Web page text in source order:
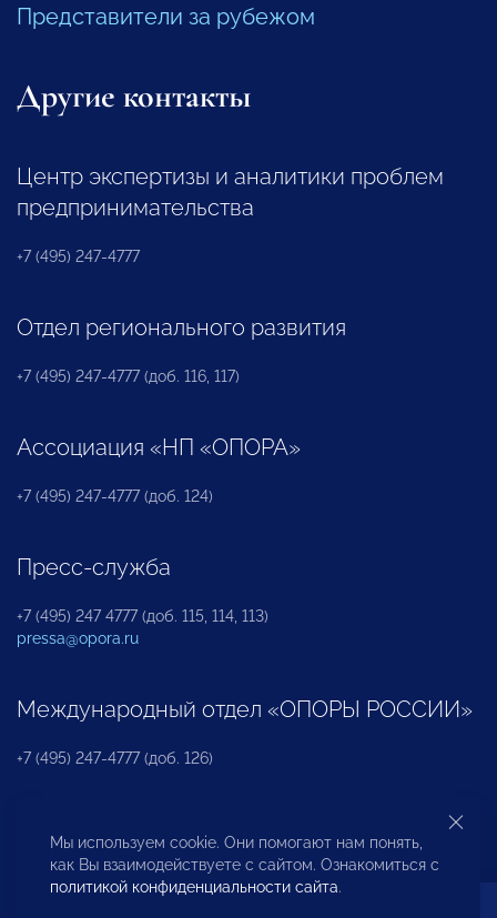
Представители за рубежом
Другие контакты
Центр экспертизы и аналитики проблем
предпринимательства
+7 (495) 247-4777
Отдел регионального развития
+7 (495) 247-4777 (доб. 116, 117)
Ассоциация «НП «ОПОРА»
+7 (495) 247-4777 (доб. 124)
Пресс-служба
+7 (495) 247 4777 (доб. 115, 114, 113)
pressa@opora.ru
Международный отдел «ОПОРЫ РОССИИ»
+7 (495) 247-4777 (доб. 126)
Бюро по защите прав предпринимателей и
инвесторов
Мы используем cookie. Они помогают нам понять,
как Вы взаимодействуете с сайтом. Ознакомиться с
политикой конфиденциальности сайта.